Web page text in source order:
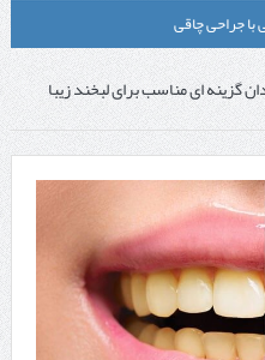
با جراحی چاقی
لیزرهای واقعی با شبه‌ لیزر در
وستینگهاوس این موارد را
هزینه ایمپلنت دندان در ترکیه 1405 | قیمت، مزایا، معایب و مقایسه با
مراقبت از پوست
گزینه ‌ای مناسب برای لبخند زیبا